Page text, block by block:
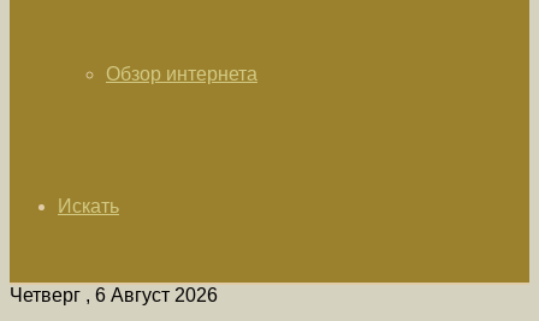
Обзор интернета
Искать
Четверг , 6 Август 2026